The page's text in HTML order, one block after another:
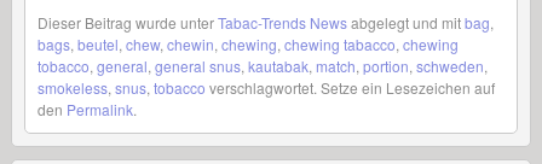
Dieser Beitrag wurde unterTabac-Trends Newsabgelegt und mitbag,
bags, beutel, chew, chewin, chewing, chewing tabacco, chewing
tobacco, general, general snus, kautabak, match, portion, schweden,
smokeless, snus, tobacco verschlagwortet. Setze ein Lesezeichen auf
den Permalink.